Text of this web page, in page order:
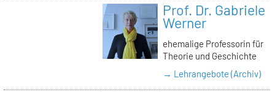
Prof. Dr. Gabriele
Werner
ehemalige Professorin für
Theorie und Geschichte
→ Lehrangebote (Archiv)